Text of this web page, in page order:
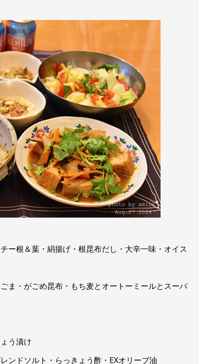
ー根＆葉・絹揚げ・根昆布だし・大辛一味・オイス
ま・がごめ昆布・もち麦とオートーミールとスーパ
う漬け
ンドソルト・らっきょう酢・EXオリーブ油